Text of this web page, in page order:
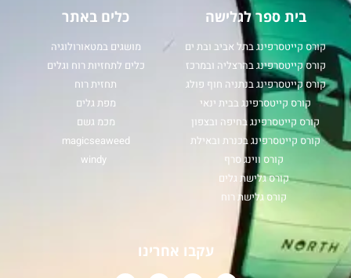
בית ספר לגלישה
קורס קייטסרפינג בתל אביב ובת ים
קורס קייטסרפינג בהרצליה ובמרכז
קורס קייטסרפינג בנתניה חוף פולג
קורס קייטסרפינג בבית ינאי
קורס קייטסרפינג בחיפה ובצפון
קורס קייטסרפינג בכנרת ובאילת
קורס ווינג סרף
קורס גלישת גלים
קורס גלישת רוח
כלים באתר
מושגים במטאורולוגיה
כלים לתחזיות רוח וגלים
תחזית רוח
מפת גלים
מכמ גשם
magicseaweed
windy
עקבו אחרינו